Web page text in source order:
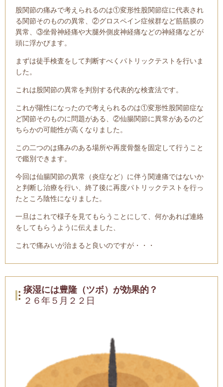
股関節の痛みで考えられるのは①変形性股関節症に代表され
る関節そのものの異常、②グロスペイン症候群など筋筋膜の
異常、③坐骨神経痛や大腿外側皮神経痛などの神経痛などが
頭に浮かびます。
まずは徒手検査をして判断すべくパトリックテストを行いま
した。
これは股関節の異常を判別する代表的な検査法です。
これが陽性になったので考えられるのは①変形性股関節症な
ど関節そのものに問題がある、②仙腸関節に異常があるのど
ちらかの可能性が高くなりました。
この二つのは痛みのある場所や再度骨盤を固定して行うこと
で鑑別できます。
今回は仙腸関節の異常（炎症など）に伴う関連痛ではないか
と判断し治療を行い、 終了後に再度パトリックテストを行っ
たところ陰性になりました。
一旦はこれで様子を見てもらうことにして、何かあれば連絡
をしてもらうように伝えました、
これで痛みいが治まると良いのですが・・・
痰湿には豊隆（ツボ）が効果的？
２６年５月２２日